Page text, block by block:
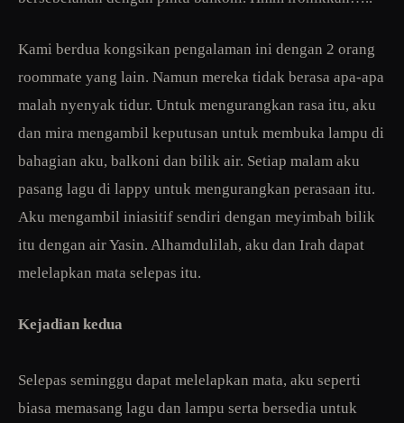
Kami berdua kongsikan pengalaman ini dengan 2 orang
roommate yang lain. Namun mereka tidak berasa apa-apa
malah nyenyak tidur. Untuk mengurangkan rasa itu, aku
dan mira mengambil keputusan untuk membuka lampu di
bahagian aku, balkoni dan bilik air. Setiap malam aku
pasang lagu di lappy untuk mengurangkan perasaan itu.
Aku mengambil iniasitif sendiri dengan meyimbah bilik
itu dengan air Yasin. Alhamdulilah, aku dan Irah dapat
melelapkan mata selepas itu.
Kejadian kedua
Selepas seminggu dapat melelapkan mata, aku seperti
biasa memasang lagu dan lampu serta bersedia untuk